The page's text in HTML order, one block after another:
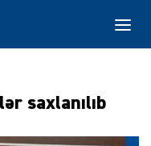
saxlanılıb